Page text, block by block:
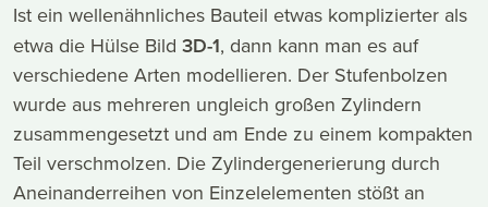
Ist ein wellenähnliches Bauteil etwas komplizierter als
etwa die Hülse Bild 3D-1, dann kann man es auf
verschiedene Arten modellieren. Der Stufenbolzen
wurde aus mehreren ungleich großen Zylindern
zusammengesetzt und am Ende zu einem kompakten
Teil verschmolzen. Die Zylindergenerierung durch
Aneinanderreihen von Einzelelementen stößt an